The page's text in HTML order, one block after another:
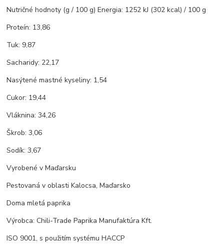
Nutričné hodnoty (g / 100 g) Energia: 1252 kJ (302 kcal) / 100 g
Proteín: 13,86
Tuk: 9,87
Sacharidy: 22,17
Nasýtené mastné kyseliny: 1,54
Cukor: 19,44
Vláknina: 34,26
Škrob: 3,06
Sodík: 3,67
Vyrobené v Maďarsku
Pestovaná v oblasti Kalocsa, Maďarsko
Doma mletá paprika
Výrobca: Chili-Trade Paprika Manufaktúra Kft.
ISO 9001, s použitím systému HACCP